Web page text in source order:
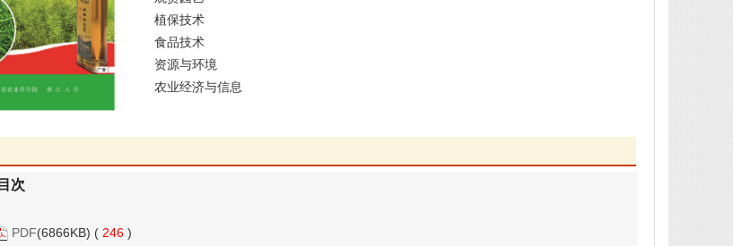
植保技术
食品技术
资源与环境
农业经济与信息
次
PDF(6866KB) ( 246 )